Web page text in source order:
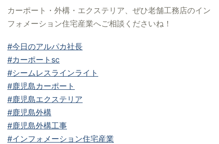
カーポート・外構・エクステリア、ぜひ老舗工務店のイン
フォメーション住宅産業へご相談くださいね！
#今日のアルパカ社長
#カーポートsc
#シームレスラインライト
#鹿児島カーポート
#鹿児島エクステリア
#鹿児島外構
#鹿児島外構工事
#インフォメーション住宅産業